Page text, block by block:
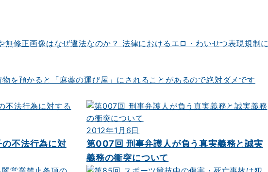
修正画像はなぜ違法なのか？ 法律におけるエロ・わいせつ表現規制に
を預かると「麻薬の運び屋」にされることがあるので絶対ダメです
不法行為に対
2012年1月6日
第007回 刑事弁護人が負う真実義務と誠実
義務の衝突について